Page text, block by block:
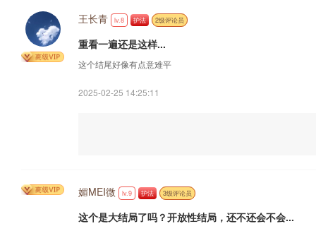
王长青 lv.8 护法 2级评论员
重看一遍还是这样...
这个结尾好像有点意难平
2025-02-25 14:25:11
媚MEI微 lv.9 护法 3级评论员
这个是大结局了吗？开放性结局，还不还会不会...